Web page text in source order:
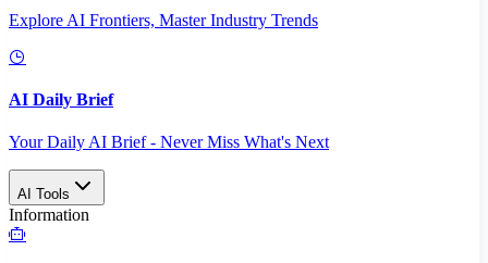
Explore AI Frontiers, Master Industry Trends
AI Daily Brief
Your Daily AI Brief - Never Miss What's Next
AI Tools
Information